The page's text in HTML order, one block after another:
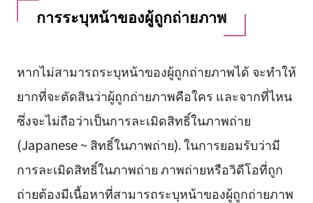
การระบุหน้าของผู้ถูกถ่ายภาพ
หากไม่สามารถระบุหน้าของผู้ถูกถ่ายภาพได้ จะทำให้
ยากที่จะตัดสินว่าผู้ถูกถ่ายภาพคือใคร และจากที่ไหน
ซึ่งจะไม่ถือว่าเป็นการละเมิดสิทธิ์ในภาพถ่าย
(Japanese ~ สิทธิ์ในภาพถ่าย). ในการยอมรับว่ามี
การละเมิดสิทธิ์ในภาพถ่าย ภาพถ่ายหรือวิดีโอที่ถูก
ถ่ายต้องมีเนื้อหาที่สามารถระบุหน้าของผู้ถูกถ่ายภาพ